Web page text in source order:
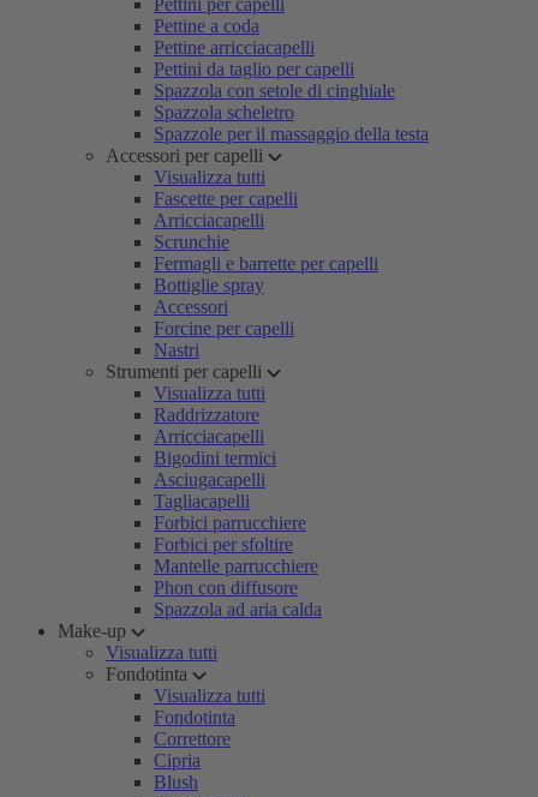
Pettini per capelli
Pettine a coda
Pettine arricciacapelli
Pettini da taglio per capelli
Spazzola con setole di cinghiale
Spazzola scheletro
Spazzole per il massaggio della testa
Accessori per capelli
Visualizza tutti
Fascette per capelli
Arricciacapelli
Scrunchie
Fermagli e barrette per capelli
Bottiglie spray
Accessori
Forcine per capelli
Nastri
Strumenti per capelli
Visualizza tutti
Raddrizzatore
Arricciacapelli
Bigodini termici
Asciugacapelli
Tagliacapelli
Forbici parrucchiere
Forbici per sfoltire
Mantelle parrucchiere
Phon con diffusore
Spazzola ad aria calda
Make-up
Visualizza tutti
Fondotinta
Visualizza tutti
Fondotinta
Correttore
Cipria
Blush